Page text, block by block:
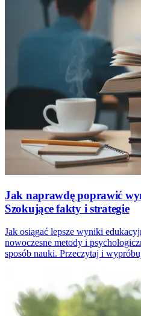
Jak naprawdę poprawić
Szokujące fakty i strategie
Jak osiągać lepsze wyniki
nowoczesne metody i
sposób nauki. Przeczytaj i